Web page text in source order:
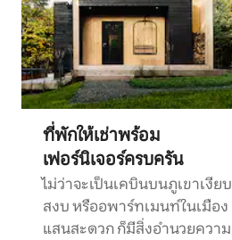
ที่พักให้เช่าพร้อม
เฟอร์นิเจอร์ครบครัน
ไม่ว่าจะเป็นเคบินบนภูเขาเงียบ
สงบ หรืออพาร์ทเมนท์ในเมือง
แสนสะดวก ก็มีสิ่งอำนวยความ